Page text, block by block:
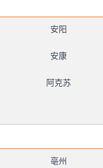
安阳
安康
阿克苏
亳州